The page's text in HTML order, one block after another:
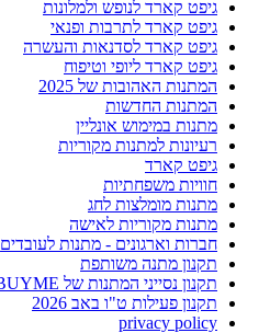
גיפט קארד לנופש ולמלונות
גיפט קארד לתרבות ופנאי
גיפט קארד לסדנאות והעשרה
גיפט קארד ליופי וטיפוח
המתנות האהובות של 2025
המתנות החדשות
מתנות במימוש אונליין
רעיונות למתנות מקוריות
גיפט קארד
חוויות משפחתיות
מתנות מומלצות לחג
מתנות מקוריות לאישה
חברות וארגונים - מתנות לעובדים
תקנון מתנה משותפת
תקנון נסייני המתנות של BUYME
תקנון פעילות ט"ו באב 2026
privacy policy